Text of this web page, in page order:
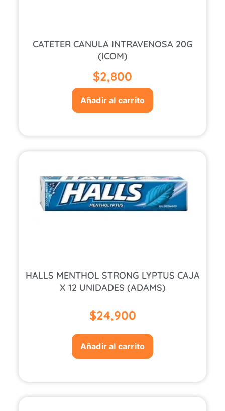
CATETER CANULA INTRAVENOSA 20G
(ICOM)
$2,800
Añadir al carrito
HALLS MENTHOL STRONG LYPTUS CAJA
X 12 UNIDADES (ADAMS)
$24,900
Añadir al carrito